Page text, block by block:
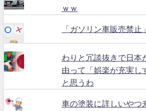
ｗｗ
「ガソリン車販売禁
わりと冗談抜きで日本
由って「娯楽が充実し
と思うわ
車の塗装に詳しいやつ